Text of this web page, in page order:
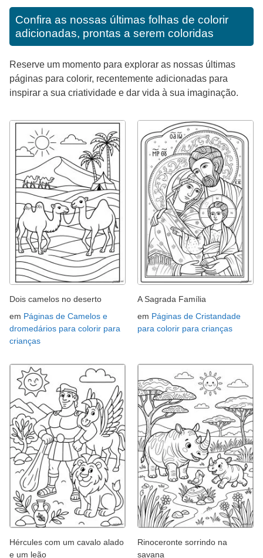
Confira as nossas últimas folhas de colorir
adicionadas, prontas a serem coloridas
Reserve um momento para explorar as nossas últimas
páginas para colorir, recentemente adicionadas para
inspirar a sua criatividade e dar vida à sua imaginação.
Dois camelos no deserto
em Páginas de Camelos e
dromedários para colorir para
crianças
A Sagrada Família
em Páginas de Cristandade
para colorir para crianças
Hércules com um cavalo alado
e um leão
Rinoceronte sorrindo na
savana